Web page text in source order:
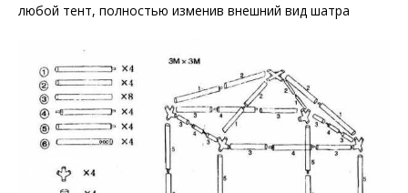
любой тент, полностью изменив внешний вид шатра